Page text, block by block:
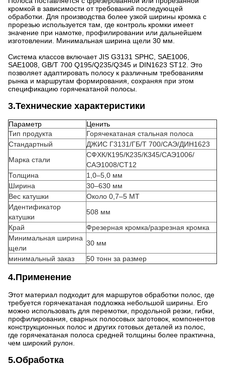
кромкой в ​​зависимости от требований последующей
обработки. Для производства более узкой ширины кромка с
прорезью используется там, где контроль кромки имеет
значение при намотке, профилировании или дальнейшем
изготовлении. Минимальная ширина щели 30 мм.
Система классов включает JIS G3131 SPHC, SAE1006,
SAE1008, GB/T 700 Q195/Q235/Q345 и DIN1623 ST12. Это
позволяет адаптировать полосу к различным требованиям
рынка и маршрутам формирования, сохраняя при этом
спецификацию горячекатаной полосы.
3.Технические характеристики
Параметр
Ценить
Тип продукта
Горячекатаная стальная полоса
Стандартный
ДЖИС Г3131/ГБ/Т 700/САЭ/ДИН1623
Марка стали
СФХК/К195/К235/К345/САЭ1006/
САЭ1008/СТ12
Толщина
1,0–5,0 мм
Ширина
30–630 мм
Вес катушки
Около 0,7–5 МТ
Идентификатор
катушки
508 мм
Край
Фрезерная кромка/разрезная кромка
Минимальная ширина
щели
30 мм
минимальный заказ
50 тонн за размер
4.Применение
Этот материал подходит для маршрутов обработки полос, где
требуется горячекатаная подложка небольшой ширины. Его
можно использовать для перемотки, продольной резки, гибки,
профилирования, сварных полосовых заготовок, компонентов
конструкционных полос и других готовых деталей из полос,
где горячекатаная полоса средней толщины более практична,
чем широкий рулон.
5.Обработка